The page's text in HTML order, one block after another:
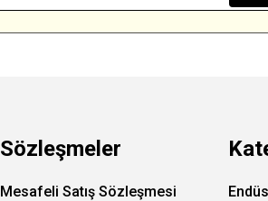
Sözleşmeler
Mesafeli Satış Sözleşmesi